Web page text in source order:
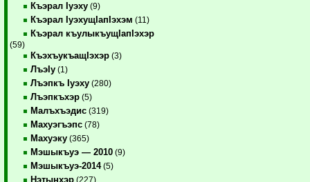
Къэрал Iуэху (9)
Къэрал IуэхущIапIэхэм (11)
Къэрал къулыкъущIапIэхэр
(59)
КъэхъукъащIэхэр (3)
ЛъэIу (1)
Лъэпкъ Iуэху (280)
Лъэпкъхэр (5)
Малъхъэдис (319)
Махуэгъэпс (78)
Махуэку (365)
Мэшыкъуэ — 2010 (9)
Мэшыкъуэ-2014(5)
Нэтынхэр (227)